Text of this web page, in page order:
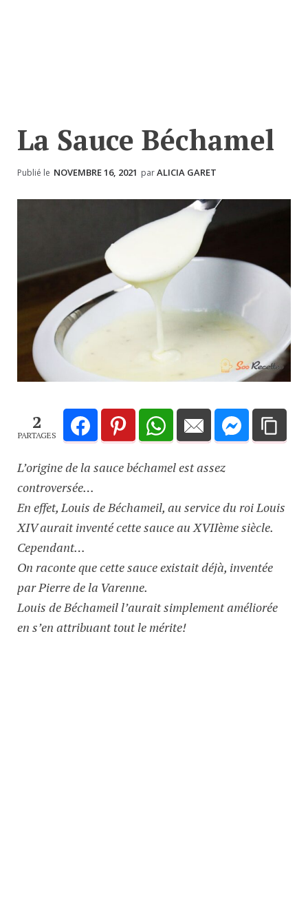
La Sauce Béchamel
Publié le NOVEMBRE 16, 2021 parALICIA GARET
2
PARTAGES
L’origine de la sauce béchamel est assez
controversée…
En effet, Louis de Béchameil, au service du roi Louis
XIV aurait inventé cette sauce au XVIIème siècle.
Cependant…
On raconte que cette sauce existait déjà, inventée
par Pierre de la Varenne.
Louis de Béchameil l’aurait simplement améliorée
en s’en attribuant tout le mérite!